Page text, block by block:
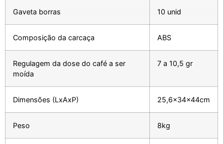
Gaveta borras 10 unid
Composição da carcaça ABS
Regulagem da dose do café a ser
moída
7 a 10,5 gr
Dimensões (LxAxP) 25,6x34x44cm
Peso 8kg